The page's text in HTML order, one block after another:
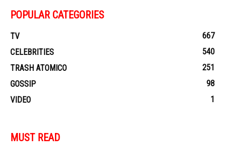
POPULAR CATEGORIES
TV
667
CELEBRITIES
540
TRASH ATOMICO
251
GOSSIP
98
VIDEO
1
MUST READ